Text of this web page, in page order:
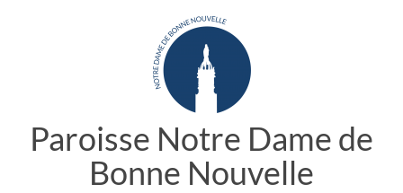
Paroisse Notre Dame de
Bonne Nouvelle